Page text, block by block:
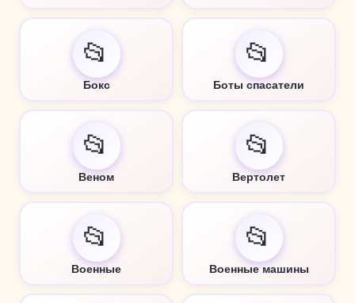
📂
Бокс
📂
Боты спасатели
📂
Веном
📂
Вертолет
📂
Военные
📂
Военные машины